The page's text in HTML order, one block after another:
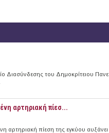
Διασύνδεσης του Δημοκρίτειου
αρτηριακή πίεσ...
αρτηριακή πίεση της εγκύου αυξάνει